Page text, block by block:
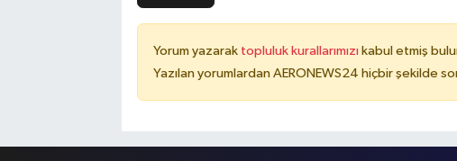
Yorum yazarak topluluk kurallarımızı kabul etmiş
Yazılan yorumlardan AERONEWS24 hiçbir şekilde